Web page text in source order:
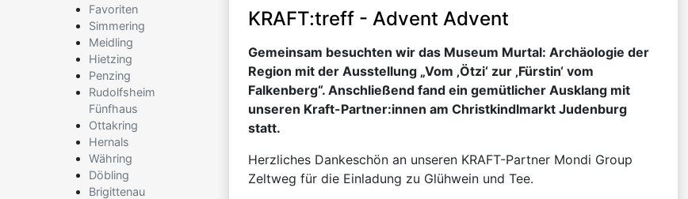
Favoriten
Simmering
Meidling
Hietzing
Penzing
Rudolfsheim
Fünfhaus
Ottakring
Hernals
Währing
Döbling
Brigittenau
KRAFT:treff - Advent Advent
Gemeinsam besuchten wir das Museum Murtal: Archäologie der
Region mit der Ausstellung „Vom ‚Ötzi‘ zur ‚Fürstin‘ vom
Falkenberg“. Anschließend fand ein gemütlicher Ausklang mit
unseren Kraft-Partner:innen am Christkindlmarkt Judenburg
statt.
Herzliches Dankeschön an unseren KRAFT-Partner Mondi Group
Zeltweg für die Einladung zu Glühwein und Tee.